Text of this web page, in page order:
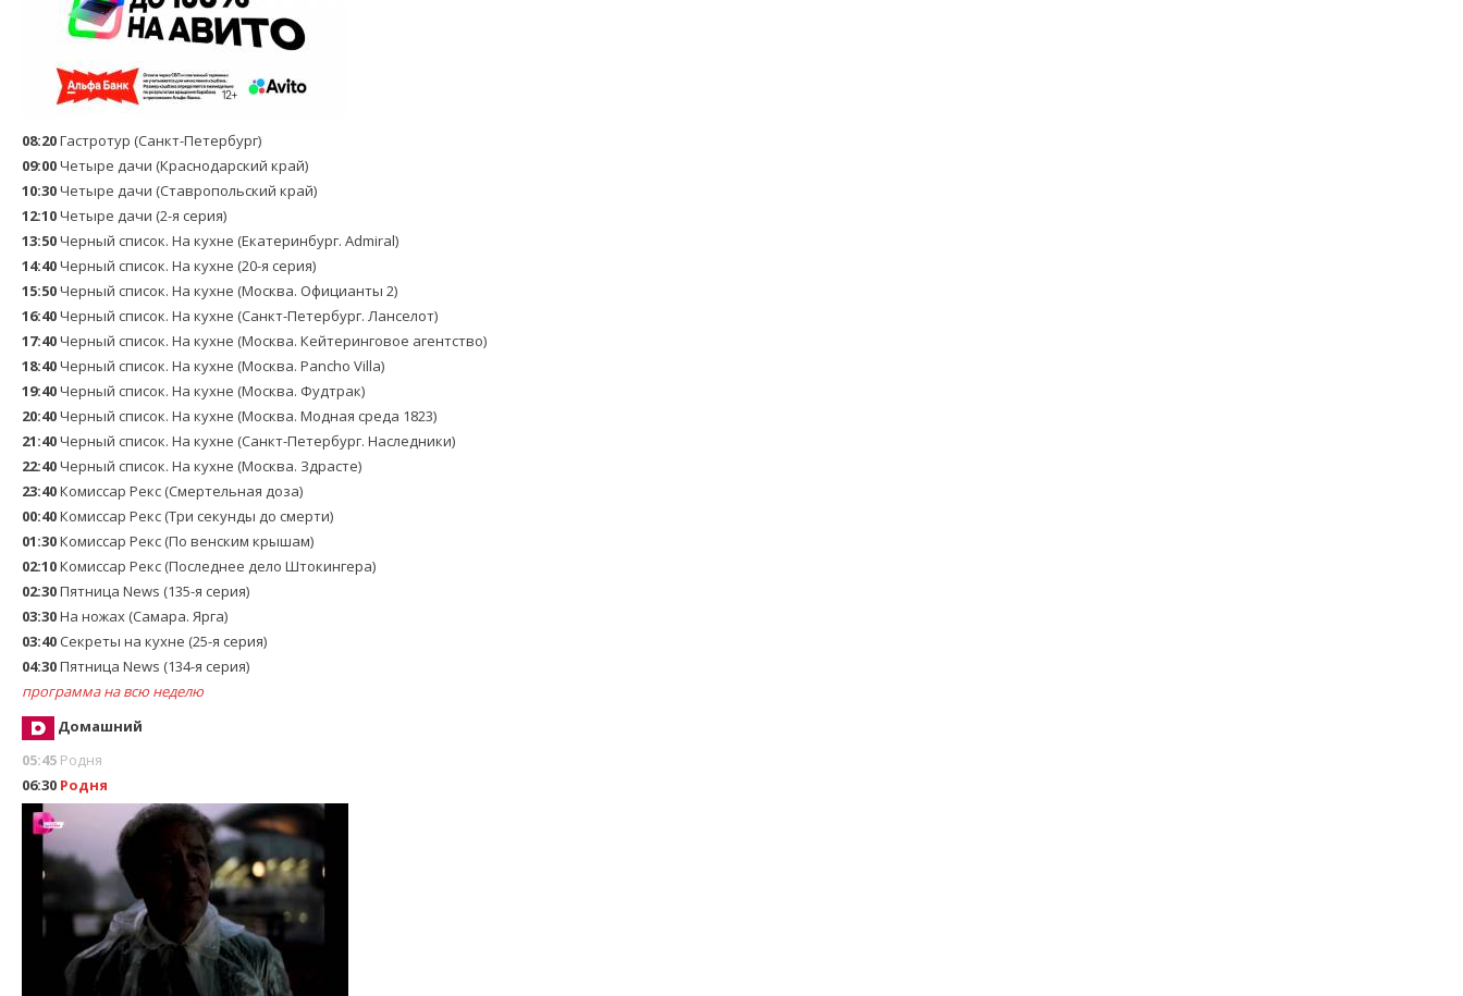
08:20Гастротур (Санкт-Петербург)
09:00Четыре дачи (Краснодарский край)
10:30Четыре дачи (Ставропольский край)
12:10Четыре дачи (2-я серия)
13:50Черный список. На кухне (Екатеринбург. Admiral)
14:40Черный список. На кухне (20-я серия)
15:50Черный список. На кухне (Москва. Официанты 2)
16:40Черный список. На кухне (Санкт-Петербург. Ланселот)
17:40Черный список. На кухне (Москва. Кейтеринговое агентство)
18:40Черный список. На кухне (Москва. Pancho Villa)
19:40Черный список. На кухне (Москва. Фудтрак)
20:40Черный список. На кухне (Москва. Модная среда 1823)
21:40Черный список. На кухне (Санкт-Петербург. Наследники)
22:40Черный список. На кухне (Москва. Здрасте)
23:40Комиссар Рекс (Смертельная доза)
00:40Комиссар Рекс (Три секунды до смерти)
01:30Комиссар Рекс (По венским крышам)
02:10Комиссар Рекс (Последнее дело Штокингера)
02:30Пятница News (135-я серия)
03:30На ножах (Самара. Ярга)
03:40Секреты на кухне (25-я серия)
04:30Пятница News (134-я серия)
программа на всю неделю
Домашний
05:45 Родня
06:30 Родня